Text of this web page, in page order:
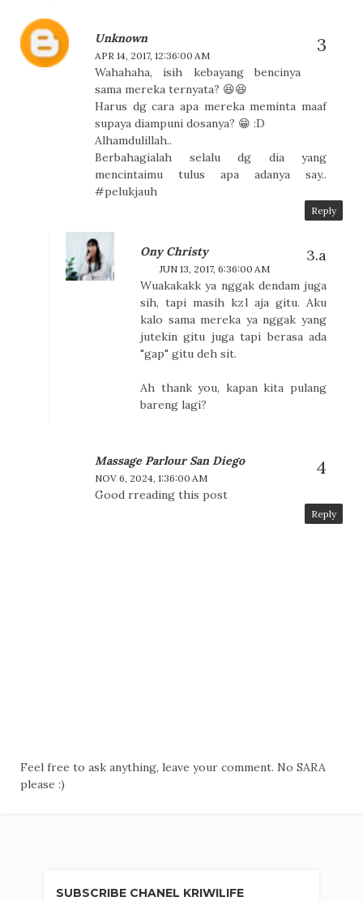
Unknown
APR 14, 2017, 12:36:00 AM
Wahahaha, isih kebayang bencinya
sama mereka ternyata? 😆😆
Harus dg cara apa mereka meminta maaf
supaya diampuni dosanya? 😁 :D
Alhamdulillah..
Berbahagialah selalu dg dia yang
mencintaimu tulus apa adanya say..
#pelukjauh
Reply
Ony Christy
JUN 13, 2017, 6:36:00 AM
Wuakakakk ya nggak dendam juga
sih, tapi masih kzl aja gitu. Aku
kalo sama mereka ya nggak yang
jutekin gitu juga tapi berasa ada
"gap" gitu deh sit.
Ah thank you, kapan kita pulang
bareng lagi?
Massage Parlour San Diego
NOV 6, 2024, 1:36:00 AM
Good rreading this post
Reply
Feel free to ask anything, leave your comment. No SARA
please :)
SUBSCRIBE CHANEL KRIWILIFE